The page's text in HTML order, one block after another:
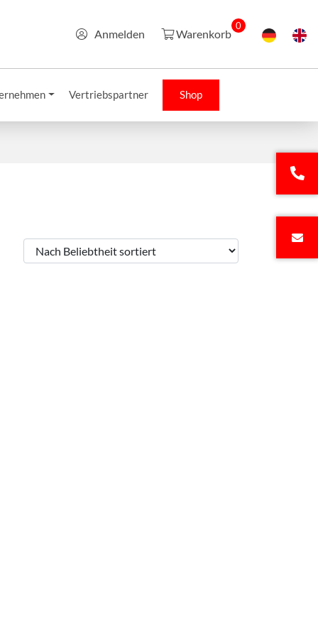
Anmelden Warenkorb
0
Vertriebspartner Shop